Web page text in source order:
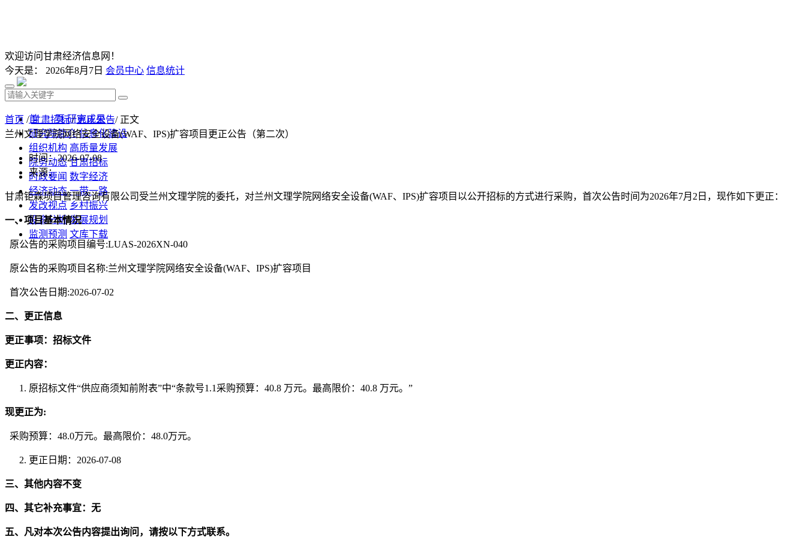
欢迎访问甘肃经济信息网！
今天是： 2026年8月7日 会员中心 信息统计
首 页 研究成果
研究院简介 信息化建设
组织机构 高质量发展
院务动态 甘肃招标
时政要闻 数字经济
经济动态 一带一路
发改视点 乡村振兴
投资分析 发展规划
监测预测 文库下载
首页 /甘肃招标/更正公告/ 正文
兰州文理学院网络安全设备(WAF、IPS)扩容项目更正公告（第二次）
时间：2026-07-08
来源：
甘肃钜森项目管理咨询有限公司受兰州文理学院的委托，对兰州文理学院网络安全设备(WAF、IPS)扩容项目以公开招标的方式进行采购，首次公告时间为2026年7月2日，现作如下更正：
一、项目基本情况
原公告的采购项目编号:LUAS-2026XN-040
原公告的采购项目名称:兰州文理学院网络安全设备(WAF、IPS)扩容项目
首次公告日期:2026-07-02
二、更正信息
更正事项：招标文件
更正内容：
原招标文件“供应商须知前附表”中“条款号1.1 采购预算： 40.8 万元。 最高限价： 40.8 万元。 ”
现更正为:
采购预算： 48.0万元。最高限价： 48.0万元。
更正日期： 2026-07-08
三、其他内容不变
四、其它补充事宜：无
五、凡对本次公告内容提出询问，请按以下方式联系。